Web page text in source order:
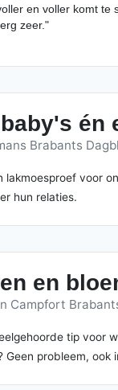
en voller komt
zeer."
én
Brabants
lakmoesproef voor
hun relaties.
en
Campfort
tip voor
probleem,